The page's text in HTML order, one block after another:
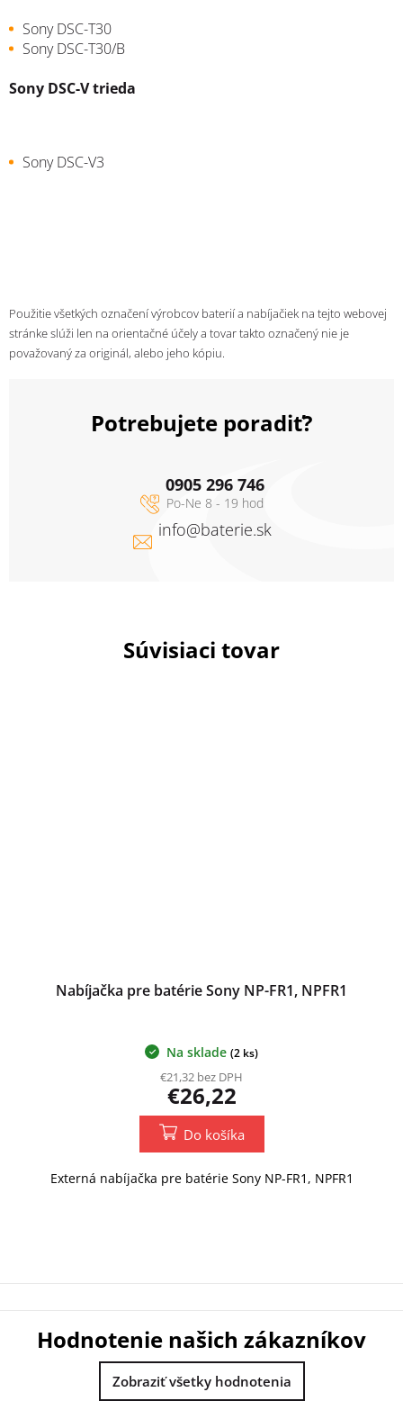
Súvisiaci tovar
Nabíjačka pre batérie Sony NP-FR1, NPFR1
Na sklade (2 ks)
€21,32 bez DPH
€26,22
Do košíka
Externá nabíjačka pre batérie Sony NP-FR1, NPFR1
Sony DSC-T30
Sony DSC-T30/B
Sony DSC-V trieda
Sony DSC-V3
Použitie všetkých označení výrobcov baterií a nabíjačiek na tejto webovej
stránke slúži len na orientačné účely a tovar takto označený nie je
považovaný za originál, alebo jeho kópiu.
Potrebujete poradiť?
info@baterie.sk
0905 296 746
Hodnotenie našich zákazníkov
Zobraziť všetky hodnotenia